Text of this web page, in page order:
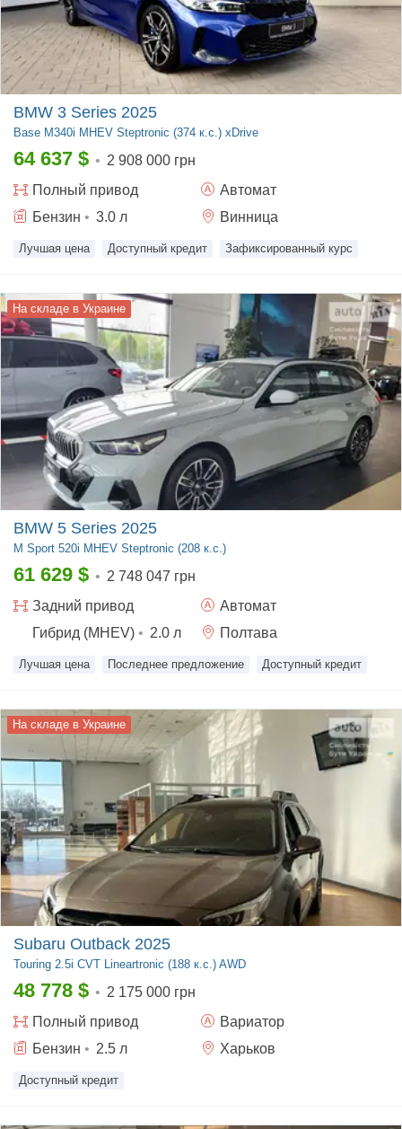
BMW 3 Series 2025
Base M340i MHEV Steptronic (374 к.с.) xDrive
64 637 $ • 2 908 000 грн
Полный привод
Автомат
Бензин • 3.0 л Винница
Лучшая цена Доступный кредит Зафиксированный курс
На складе в Украине
BMW 5 Series 2025
M Sport 520i MHEV Steptronic (208 к.с.)
61 629 $ • 2 748 047 грн
Задний привод
Автомат
Гибрид (MHEV) • 2.0 л Полтава
Лучшая цена Последнее предложение Доступный кредит
На складе в Украине
Subaru Outback 2025
Touring 2.5i CVT Lineartronic (188 к.с.) AWD
48 778 $ • 2 175 000 грн
Полный привод
Вариатор
Бензин • 2.5 л Харьков
Доступный кредит